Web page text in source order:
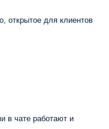
открытое для клиентов
в чате работают и